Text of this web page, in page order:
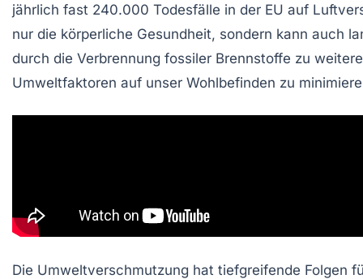
jährlich fast 240.000 Todesfälle in der EU auf
nur die körperliche Gesundheit, sondern kann auch
durch die Verbrennung fossiler Brennstoffe zu
Umweltfaktoren auf unser Wohlbefinden zu
Die Umweltverschmutzung hat tiefgreifende Folgen